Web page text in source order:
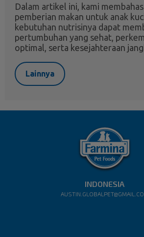
Dalam artikel ini, kami
pemberian makan untuk anak
kebutuhan nutrisinya dapat
pertumbuhan yang sehat,
optimal, serta kesejahteraan
Lainnya
INDONESIA